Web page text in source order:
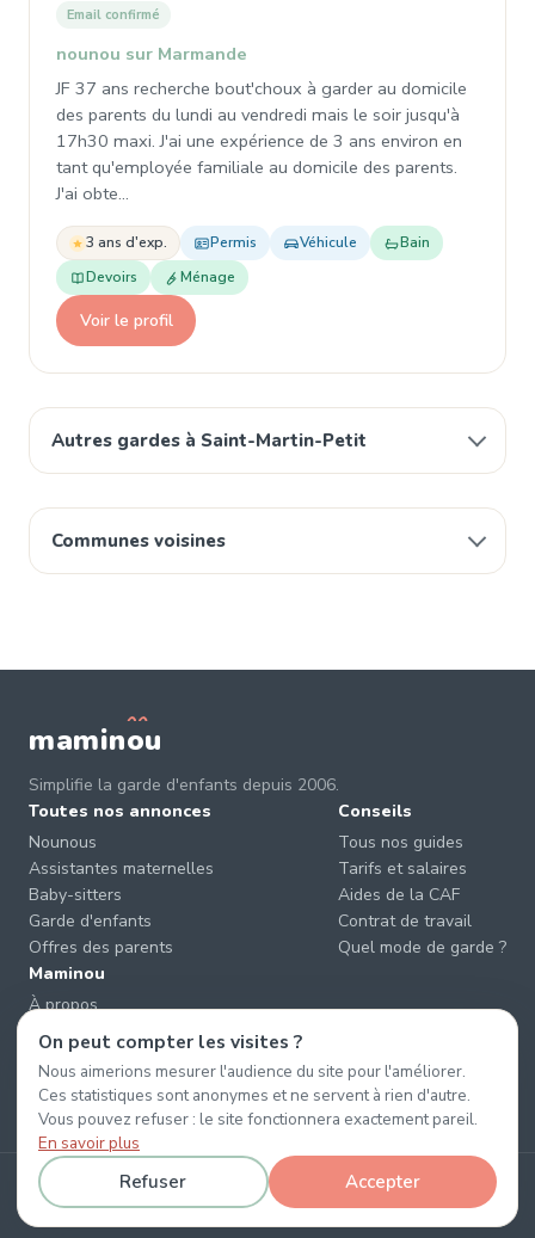
Autres gardes à Saint-Martin-Petit
Communes voisines
Email confirmé
nounou sur Marmande
JF 37 ans recherche bout'choux à garder au domicile
des parents du lundi au vendredi mais le soir jusqu'à
17h30 maxi. J'ai une expérience de 3 ans environ en
tant qu'employée familiale au domicile des parents.
J'ai obte…
3 ans d'exp. Permis Véhicule
Bain
Devoirs
Ménage
Voir le profil
maminou
Simplifie la garde d'enfants depuis 2006.
Toutes nos annonces
Nounous
Assistantes maternelles
Baby-sitters
Garde d'enfants
Offres des parents
Conseils
Tous nos guides
Tarifs et salaires
Aides de la CAF
Contrat de travail
Quel mode de garde ?
Maminou
À propos
Nous contacter
Éviter les arnaques
CGU & CGV
Confidentialité
© 2026 Maminou · Sans surtaxe, sans engagement. ·
Gérer les cookies
On peut compter les visites ?
Nous aimerions mesurer l'audience du site pour l'améliorer.
Ces statistiques sont anonymes et ne servent à rien d'autre.
Vous pouvez refuser : le site fonctionnera exactement pareil.
En savoir plus
Refuser Accepter